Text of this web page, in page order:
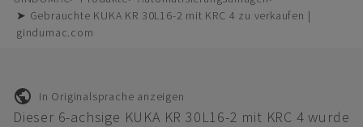
➤ Gebrauchte KUKA KR 30L16-2 mit KRC 4 zu verkaufen |
gindumac.com
In Originalsprache anzeigen
Dieser 6-achsige KUKA KR 30L16-2 mit KRC 4 wurde